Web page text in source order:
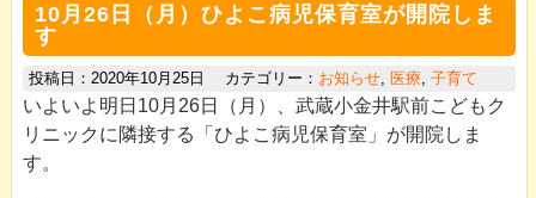
10月26日（月）ひよこ病児保育室が開院しま
す
投稿日：2020年10月25日 カテゴリー： お知らせ, 医療 子育て
いよいよ明日10月26日（月）、武蔵小金井駅前こどもク
リニックに隣接する「ひよこ病児保育室」が開院しま
す。